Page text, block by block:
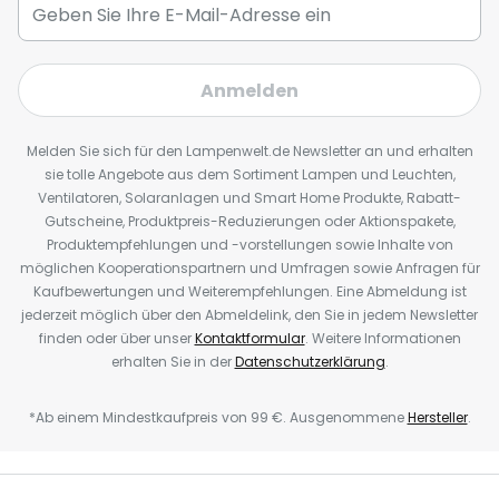
Anmelden
Melden Sie sich für den Lampenwelt.de Newsletter an und erhalten
sie tolle Angebote aus dem Sortiment Lampen und Leuchten,
Ventilatoren, Solaranlagen und Smart Home Produkte, Rabatt-
Gutscheine, Produktpreis-Reduzierungen oder Aktionspakete,
Produktempfehlungen und -vorstellungen sowie Inhalte von
möglichen Kooperationspartnern und Umfragen sowie Anfragen für
Kaufbewertungen und Weiterempfehlungen. Eine Abmeldung ist
jederzeit möglich über den Abmeldelink, den Sie in jedem Newsletter
finden oder über unserKontaktformular. Weitere Informationen
erhalten Sie in derDatenschutzerklärung.
*Ab einem Mindestkaufpreis von 99 €. AusgenommeneHersteller.